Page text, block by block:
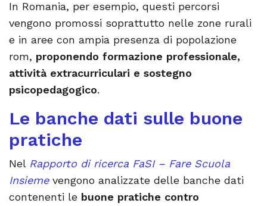
In Romania, per esempio, questi percorsi
vengono promossi soprattutto nelle zone rurali
e in aree con ampia presenza di popolazione
rom, proponendo formazione professionale,
attività extracurriculari e sostegno
psicopedagogico.
Le banche dati sulle buone
pratiche
Nel Rapporto di ricerca FaSI – Fare Scuola
Insiemevengono analizzate delle banche dati
contenenti le buone pratiche contro